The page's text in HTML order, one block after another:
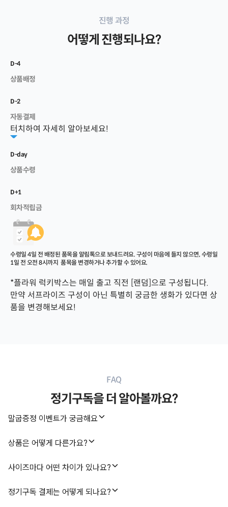
진행 과정
어떻게 진행되나요?
D-4
상품배정
D-2
자동결제
터치하여 자세히 알아보세요!
D-day
상품수령
D+1
회차적립금
수령일 4일 전 배정된 품목을 알림톡으로 보내드려요. 구성이 마음에 들지 않으면, 수령일
1일 전 오전 8시까지  품목을 변경하거나 추가할 수 있어요.
*플라워 럭키박스는 매일 출고 직전 [랜덤]으로 구성됩니다.
만약 서프라이즈 구성이 아닌 특별히 궁금한 생화가 있다면 상
품을 변경해보세요!
FAQ
정기구독을 더 알아볼까요?
말굽증정 이벤트가 궁금해요
상품은 어떻게 다른가요?
사이즈마다 어떤 차이가 있나요?
정기구독 결제는 어떻게 되나요?